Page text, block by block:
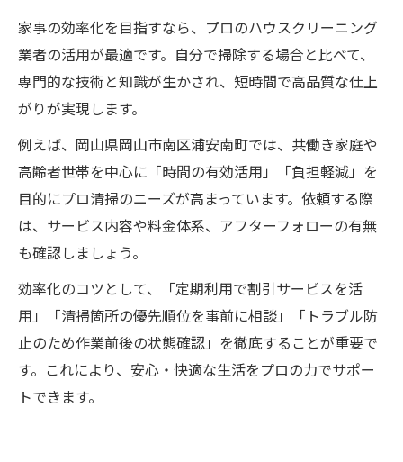
家事の効率化を目指すなら、プロのハウスクリーニング
業者の活用が最適です。自分で掃除する場合と比べて、
専門的な技術と知識が生かされ、短時間で高品質な仕上
がりが実現します。
例えば、岡山県岡山市南区浦安南町では、共働き家庭や
高齢者世帯を中心に「時間の有効活用」「負担軽減」を
目的にプロ清掃のニーズが高まっています。依頼する際
は、サービス内容や料金体系、アフターフォローの有無
も確認しましょう。
効率化のコツとして、「定期利用で割引サービスを活
用」「清掃箇所の優先順位を事前に相談」「トラブル防
止のため作業前後の状態確認」を徹底することが重要で
す。これにより、安心・快適な生活をプロの力でサポー
トできます。